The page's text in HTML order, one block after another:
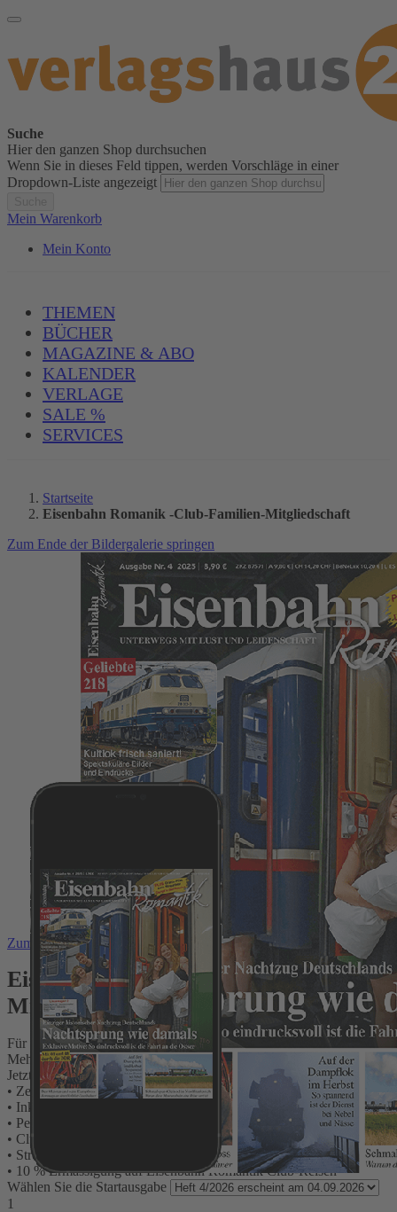
Suche
Hier den ganzen Shop durchsuchen
Wenn Sie in dieses Feld tippen, werden Vorschläge in einer
Dropdown-Liste angezeigt
Mein Warenkorb
Mein Konto
THEMEN
BÜCHER
MAGAZINE & ABO
KALENDER
VERLAGE
SALE %
SERVICES
Startseite
Eisenbahn Romanik -Club-Familien-Mitgliedschaft
Zum Ende der Bildergalerie springen
Zum Anfang der Bildergalerie springen
Eisenbahn Romanik -Club-Familien-
Mitgliedschaft
Für alle Fans der großen und kleinen Eisenbahnen
Mehr Leistung, mehr Infos, mehr Vorteile, mehr Eisenbahn
Jetzt Clubmitglied werden:
• Zeitschrift Eisenbahn Romantik 4x p.a. mit DVD
• Inklusive digitale Ausgaben
• Persönliche Clubkarte mit vielen Ermässigungen
• Clubkalender
• Streaming mit 30 (wechselnden) RioGrande-Filmen
• 10 % Ermässigung auf Eisenbahn Romantik Club-Reisen
Wählen Sie die Startausgabe
1